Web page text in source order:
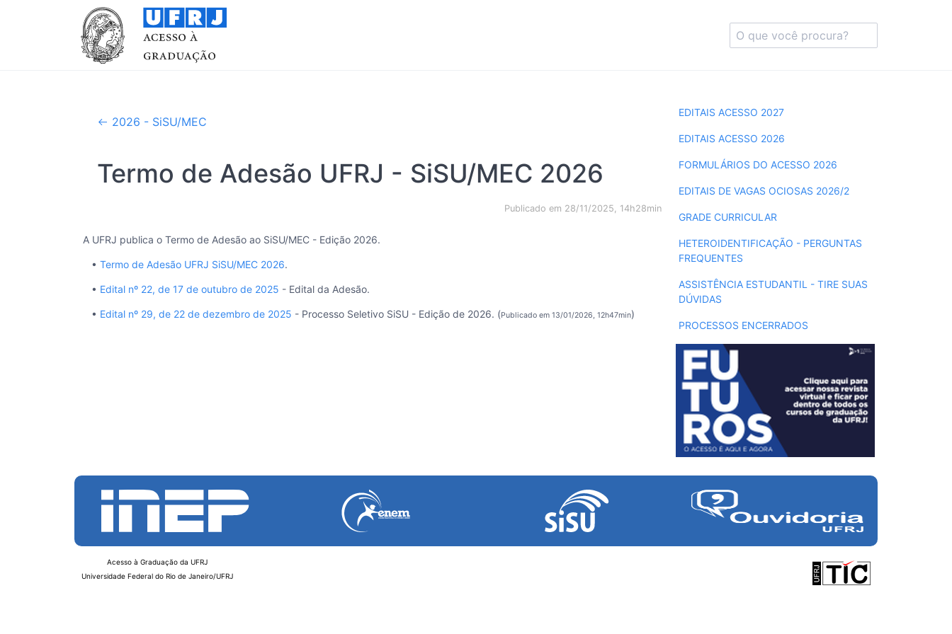
2026 - SiSU/MEC
Termo de Adesão UFRJ - SiSU/MEC 2026
Publicado em 28/11/2025, 14h28min
A UFRJ publica o Termo de Adesão ao SiSU/MEC - Edição 2026.
• Termo de Adesão UFRJ SiSU/MEC 2026.
• Edital nº 22, de 17 de outubro de 2025 - Edital da Adesão.
• Edital nº 29, de 22 de dezembro de 2025 - Processo Seletivo SiSU - Edição de 2026. (Publicado em 13/01/2026, 12h47min)
EDITAIS ACESSO 2027
EDITAIS ACESSO 2026
FORMULÁRIOS DO ACESSO 2026
EDITAIS DE VAGAS OCIOSAS 2026/2
GRADE CURRICULAR
HETEROIDENTIFICAÇÃO - PERGUNTAS
FREQUENTES
ASSISTÊNCIA ESTUDANTIL - TIRE SUAS
DÚVIDAS
PROCESSOS ENCERRADOS
Acesso à Graduação da UFRJ
Universidade Federal do Rio de Janeiro/UFRJ